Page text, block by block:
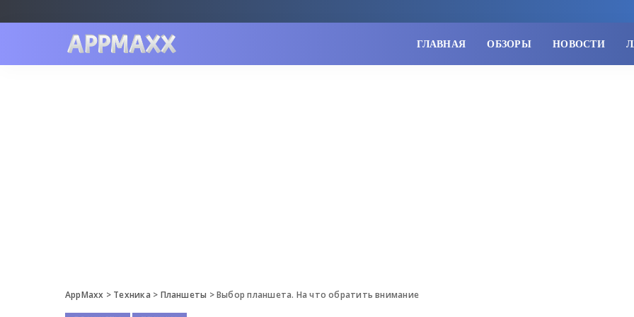
ГЛАВНАЯ ОБЗОРЫ НОВОСТИ
AppMaxx > Техника > Планшеты >Выбор планшета. На что обратить внимание